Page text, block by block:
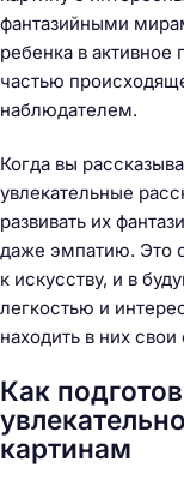
фантазийными
ребенка в активное
частью
наблюдателем.
Когда вы
увлекательные
развивать их
даже эмпатию. Это
к искусству, и в
легкостью и
находить в них
Как
картинам